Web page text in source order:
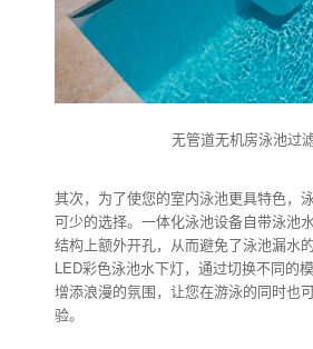
无管道无机房泳池过
其次，为了使您的室内泳池更具特色，
可少的选择。一体化泳池设备自带泳池
结构上额外开孔，从而避免了泳池漏水
LED彩色泳池水下灯，通过切换不同的
增添浪漫的氛围，让您在游泳的同时也
验。